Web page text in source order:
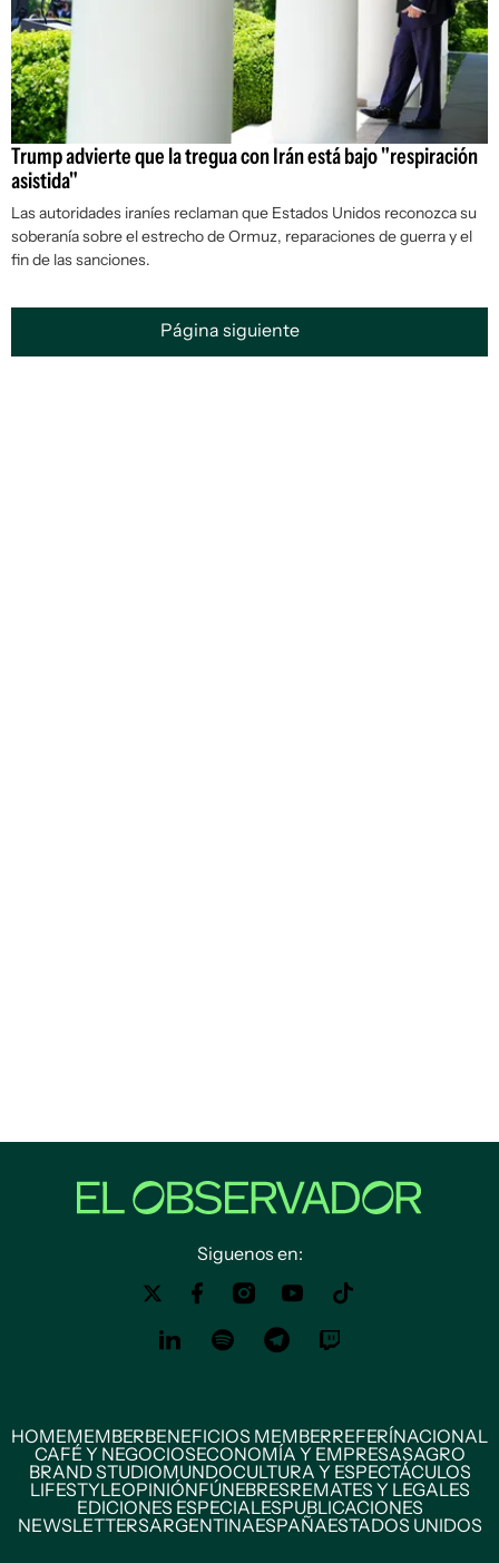
Trump advierte que la tregua con Irán está bajo "respiración
asistida"
Las autoridades iraníes reclaman que Estados Unidos reconozca su
soberanía sobre el estrecho de Ormuz, reparaciones de guerra y el
fin de las sanciones.
Página siguiente
Siguenos en:
HOMEMEMBERBENEFICIOS MEMBERREFERÍNACIONAL
CAFÉ Y NEGOCIOSECONOMÍA Y EMPRESASAGRO
BRAND STUDIOMUNDOCULTURA Y ESPECTÁCULOS
LIFESTYLEOPINIÓNFÚNEBRESREMATES Y LEGALES
EDICIONES ESPECIALESPUBLICACIONES
NEWSLETTERSARGENTINAESPAÑAESTADOS UNIDOS